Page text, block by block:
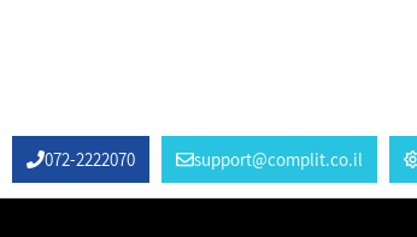
support@complit.co.il
072-2222070